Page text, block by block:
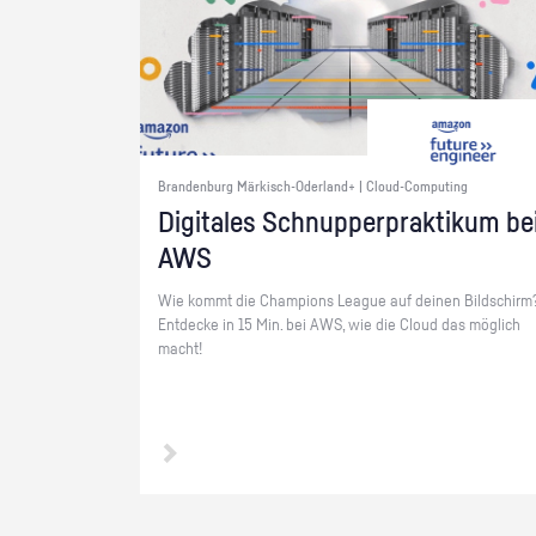
Brandenburg Märkisch-Oderland+ | Cloud-Computing
Di­gi­ta­les Schnup­per­prak­ti­kum
AWS
Wie kommt die Cham­pi­ons Le­ague auf dei­nen
Ent­de­cke in 15 Min. bei AWS, wie die Cloud das mög­lich
macht!